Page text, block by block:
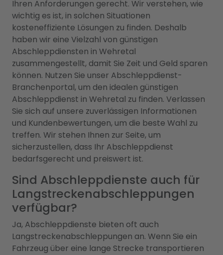
Ihren Anforderungen gerecht. Wir verstehen, wie
wichtig es ist, in solchen Situationen
kosteneffiziente Lösungen zu finden. Deshalb
haben wir eine Vielzahl von günstigen
Abschleppdiensten in Wehretal
zusammengestellt, damit Sie Zeit und Geld sparen
können. Nutzen Sie unser Abschleppdienst-
Branchenportal, um den idealen günstigen
Abschleppdienst in Wehretal zu finden. Verlassen
Sie sich auf unsere zuverlässigen Informationen
und Kundenbewertungen, um die beste Wahl zu
treffen. Wir stehen Ihnen zur Seite, um
sicherzustellen, dass Ihr Abschleppdienst
bedarfsgerecht und preiswert ist.
Sind Abschleppdienste auch für
Langstreckenabschleppungen
verfügbar?
Ja, Abschleppdienste bieten oft auch
Langstreckenabschleppungen an. Wenn Sie ein
Fahrzeug über eine lange Strecke transportieren